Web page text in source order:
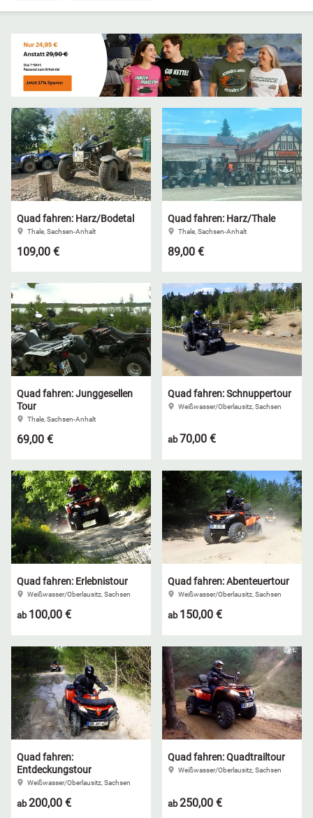
Quad fahren: Harz/Bodetal
Thale, Sachsen-Anhalt
109,00 €
Quad fahren: Harz/Thale
Thale, Sachsen-Anhalt
89,00 €
Quad fahren: Junggesellen
Tour
Thale, Sachsen-Anhalt
69,00 €
Quad fahren: Schnuppertour
Weißwasser/Oberlausitz, Sachsen
ab70,00 €
Quad fahren: Erlebnistour
Weißwasser/Oberlausitz, Sachsen
ab 100,00 €
Quad fahren: Abenteuertour
Weißwasser/Oberlausitz, Sachsen
ab 150,00 €
Quad fahren:
Entdeckungstour
Weißwasser/Oberlausitz, Sachsen
ab200,00 €
Quad fahren: Quadtrailtour
Weißwasser/Oberlausitz, Sachsen
ab250,00 €
NRW
Saarland
Sachsen
Schleswig-Holstein
Thüringen
Rostock/Sanitz (MV)
Weißwasser